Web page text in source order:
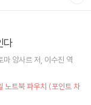
다
마 앙사르 저 이수진 역
노트북 파우치 (포인트 차